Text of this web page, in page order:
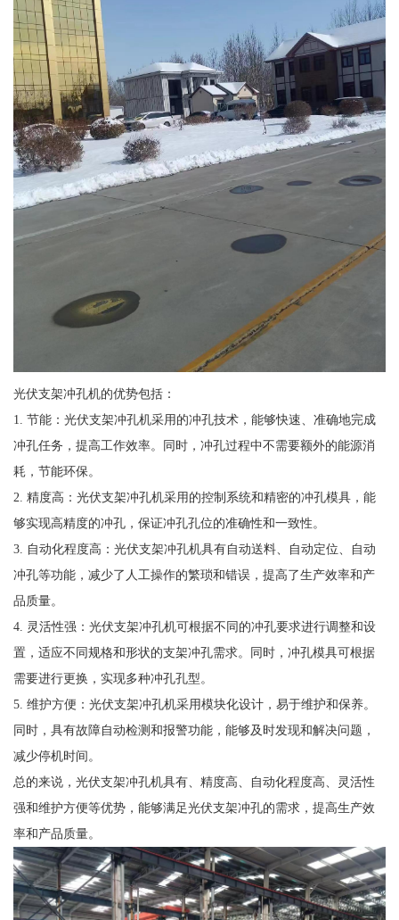
光伏支架冲孔机的优势包括：
1. 节能：光伏支架冲孔机采用的冲孔技术，能够快速、准确地完成
冲孔任务，提高工作效率。同时，冲孔过程中不需要额外的能源消
耗，节能环保。
2. 精度高：光伏支架冲孔机采用的控制系统和精密的冲孔模具，能
够实现高精度的冲孔，保证冲孔孔位的准确性和一致性。
3. 自动化程度高：光伏支架冲孔机具有自动送料、自动定位、自动
冲孔等功能，减少了人工操作的繁琐和错误，提高了生产效率和产
品质量。
4. 灵活性强：光伏支架冲孔机可根据不同的冲孔要求进行调整和设
置，适应不同规格和形状的支架冲孔需求。同时，冲孔模具可根据
需要进行更换，实现多种冲孔孔型。
5. 维护方便：光伏支架冲孔机采用模块化设计，易于维护和保养。
同时，具有故障自动检测和报警功能，能够及时发现和解决问题，
减少停机时间。
总的来说，光伏支架冲孔机具有、精度高、自动化程度高、灵活性
强和维护方便等优势，能够满足光伏支架冲孔的需求，提高生产效
率和产品质量。